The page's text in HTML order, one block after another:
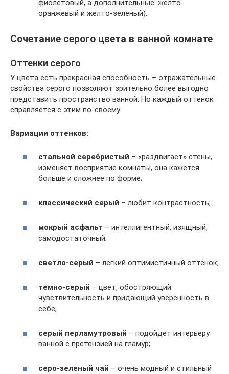
фиолетовый, а дополнительные: желто-
оранжевый и желто-зеленый).
Сочетание серого цвета в ванной комнате
Оттенки серого
У цвета есть прекрасная способность – отражательные
свойства серого позволяют зрительно более выгодно
представить пространство ванной. Но каждый оттенок
справляется с этим по-своему.
Вариации оттенков:
стальной серебристый – «раздвигает» стены,
изменяет восприятие комнаты, она кажется
больше и сложнее по форме;
классический серый – любит контрастность;
мокрый асфальт – интеллигентный, изящный,
самодостаточный;
светло-серый – легкий оптимистичный оттенок;
темно-серый – цвет, обостряющий
чувствительность и придающий уверенность в
себе;
серый перламутровый – подойдет интерьеру
ванной с претензией на гламур;
серо-зеленый чай – очень модный и стильный